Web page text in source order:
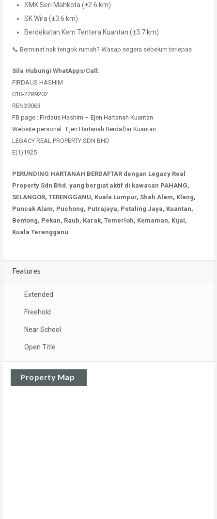
SMK Seri Mahkota (±2.6 km)
SK Wira (±3.6 km)
Berdekatan Kem Tentera Kuantan (±3.7 km)
📞 Berminat nak tengok rumah? Wasap segera sebelum terlepas
Sila Hubungi WhatApps/Call:
FIRDAUS HASHIM
010-2289202
REN39063
FB page : Firdaus Hashim – Ejen Hartanah Kuantan
Website personal : Ejen Hartanah Berdaftar Kuantan
LEGACY REAL PROPERTY SDN BHD
E(1)1925
PERUNDING HARTANAH BERDAFTAR dengan Legacy Real
Property Sdn Bhd. yang bergiat aktif di kawasan PAHANG,
SELANGOR, TERENGGANU, Kuala Lumpur, Shah Alam, Klang,
Puncak Alam, Puchong, Putrajaya, Petaling Jaya, Kuantan,
Bentong, Pekan, Raub, Karak, Temerloh, Kemaman, Kijal,
Kuala Terengganu.
Features
Extended
Freehold
Near School
Open Title
Property Map